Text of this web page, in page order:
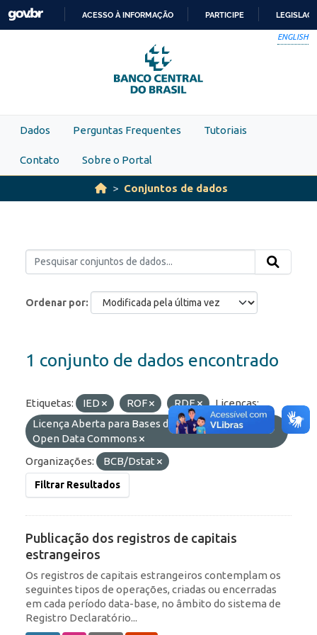
Skip to main content
PARA
O
CONTEÚDO
ACESSO À INFORMAÇÃO PARTICIPE
ENGLISH
Dados Perguntas Frequentes Tutoriais
Contato Sobre o Portal
Conjuntos de dados
Ordenar por
1 conjunto de dados encontrado
Etiquetas: IED ROF RDE
Licenças:
Licença Aberta para Bases de Dados (ODbL) do
Open Data Commons
Organizações:
BCB/Dstat
Filtrar Resultados
Publicação dos registros de capitais
estrangeiros
Os registros de capitais estrangeiros contemplam os
seguintes tipos de operações, criadas ou encerradas
em cada período data-base, no âmbito do sistema de
Registro Declaratório...